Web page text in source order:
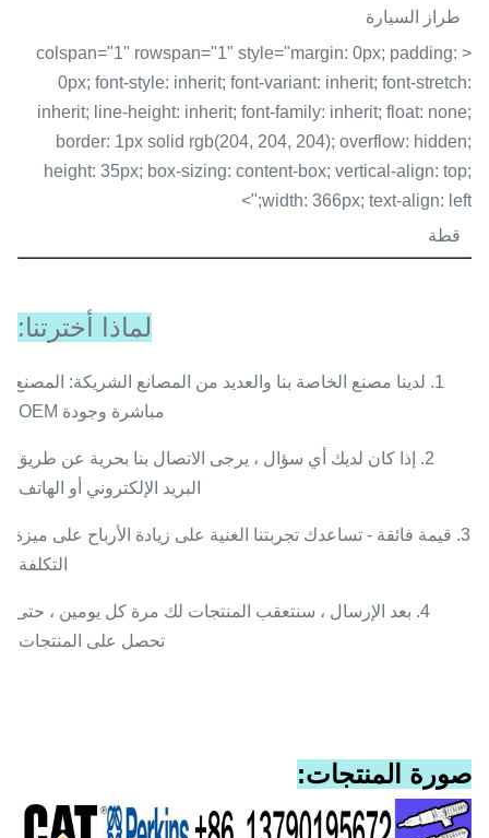
طراز السيارة
< colspan="1" rowspan="1" style="margin: 0px; padding:
0px; font-style: inherit; font-variant: inherit; font-stretch:
inherit; line-height: inherit; font-family: inherit; float: none;
border: 1px solid rgb(204, 204, 204); overflow: hidden;
height: 35px; box-sizing: content-box; vertical-align: top;
width: 366px; text-align: left;">
قطة
لماذا أخترتنا:
1. لدينا مصنع الخاصة بنا والعديد من المصانع الشريكة: المصنع
مباشرة وجودة OEM.
2. إذا كان لديك أي سؤال ، يرجى الاتصال بنا بحرية عن طريق
البريد الإلكتروني أو الهاتف.
3. قيمة فائقة - تساعدك تجربتنا الغنية على زيادة الأرباح على ميزة
التكلفة.
4. بعد الإرسال ، سنتعقب المنتجات لك مرة كل يومين ، حتى
تحصل على المنتجات.
صورة المنتجات: